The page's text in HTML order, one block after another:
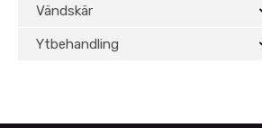
Vändskär
Ytbehandling